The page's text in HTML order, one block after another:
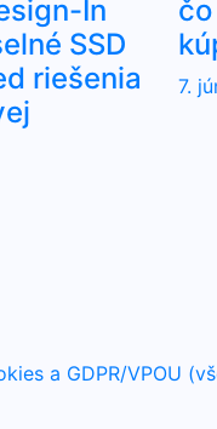
In
SSD
riešenia
7.
a GDPR/VPOU